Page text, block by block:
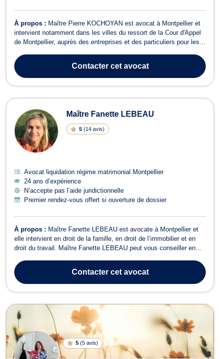
À propos : Maître Pierre KOCHOYAN est avocat à Montpellier et
intervient notamment dans les villes du ressort de la Cour d'Appel
de Montpellier, auprès des entreprises et des particuliers pour les
contrats, droit de la consommation, droit commercial, baux
commerciaux ...
Contactercet avocat
Maître Fanette LEBEAU
5 (14 avis)
Avocat liquidation régime matrimonial Montpellier
24 ans d’expérience
N’accepte pas l’aide juridictionnelle
Premier rendez-vous offert si ouverture de dossier
À propos : Maître Fanette LEBEAU est avocate à Montpellier et
elle intervient en droit de la famille, en droit de l’immobilier et en
droit du travail. Maître Fanette LEBEAU peut vous conseiller en
séparation, à l'autorité parentale et à la garde d'enfant, au droit de
visite...
Contactercet avocat
5 (5 avis)